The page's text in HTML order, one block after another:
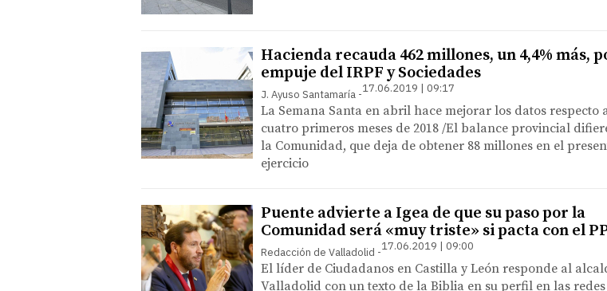
Hacienda recauda 462 millones, un 4,4% más,
empuje del IRPF y Sociedades
J. Ayuso Santamaría 17.06.2019 | 09:17
La Semana Santa en abril hace mejorar los datos respecto
cuatro primeros meses de 2018 /El balance provincial
la Comunidad, que deja de obtener 88 millones en el
ejercicio
Puente advierte a Igea de que su paso por la
Comunidad será «muy triste» si pacta con el
Redacción de Valladolid 17.06.2019 | 09:00
El líder de Ciudadanos en Castilla y León responde al
Valladolid con un texto de la Biblia en su perfil en las redes